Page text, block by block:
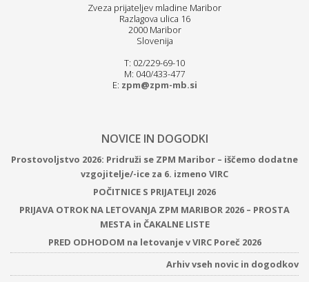
Zveza prijateljev mladine Maribor
Razlagova ulica 16
2000 Maribor
Slovenija
T: 02/229-69-10
M: 040/433-477
E: zpm@zpm-mb.si
NOVICE IN DOGODKI
Prostovoljstvo 2026: Pridruži se ZPM Maribor – iščemo dodatne
vzgojitelje/-ice za 6. izmeno VIRC
POČITNICE S PRIJATELJI 2026
PRIJAVA OTROK NA LETOVANJA ZPM MARIBOR 2026 – PROSTA
MESTA in ČAKALNE LISTE
PRED ODHODOM na letovanje v VIRC Poreč 2026
Arhiv vseh novic in dogodkov